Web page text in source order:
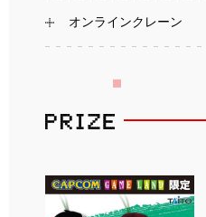
オンラインクレーン